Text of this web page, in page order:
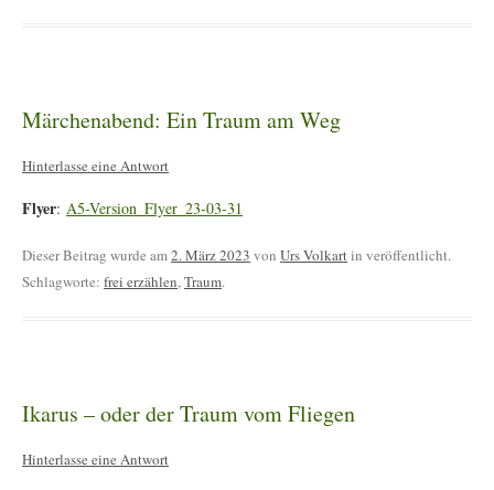
Märchenabend: Ein Traum am Weg
Hinterlasse eine Antwort
Flyer: A5-Version_Flyer_23-03-31
Dieser Beitrag wurde am2. März 2023 von Urs Volkartin veröffentlicht.
Schlagworte: frei erzählen,Traum.
Ikarus – oder der Traum vom Fliegen
Hinterlasse eine Antwort